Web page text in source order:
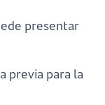
presentar
previa para la